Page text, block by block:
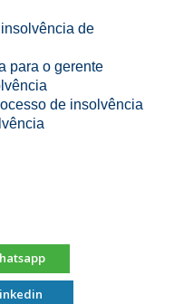
de
para o gerente
de insolvência